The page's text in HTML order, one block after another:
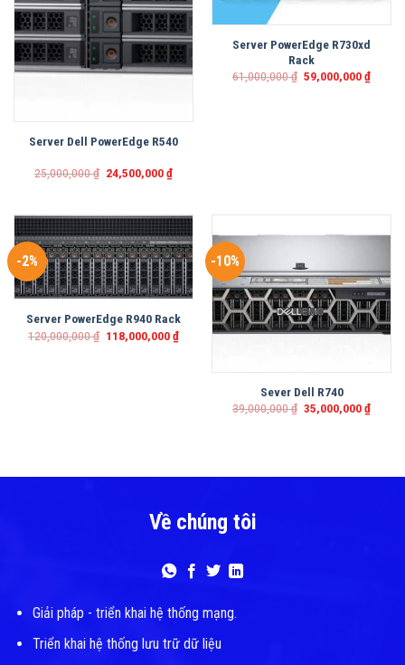
Server Dell PowerEdge R540
25,000,000₫ Original
price
24,500,000₫Current
Server PowerEdge R730xd
Rack
61,000,000₫ Original
price
59,000,000₫
-2%
Server PowerEdge R940 Rack
120,000,000₫ Original
price
118,000,000₫Current
-10%
Sever Dell R740
39,000,000₫ Original
price
35,000,000₫
Về chúng tôi
Giải pháp - triển khai hệ thống mạng.
Triển khai hệ thống lưu trữ dữ liệu